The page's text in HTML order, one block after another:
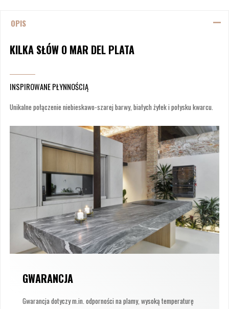
OPIS
KILKA SŁÓW O MAR DEL PLATA
INSPIROWANE PŁYNNOŚCIĄ
Unikalne połączenie niebieskawo-szarej barwy, białych żyłek i połysku kwarcu.
GWARANCJA
Gwarancja dotyczy m.in. odporności na plamy, wysoką temperaturę